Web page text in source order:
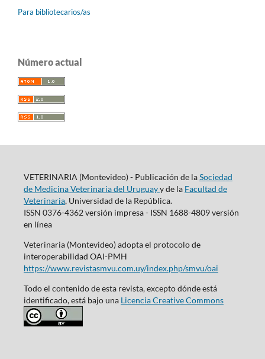
Para bibliotecarios/as
Número actual
VETERINARIA (Montevideo) - Publicación de laSociedad
de Medicina Veterinaria del Uruguayy de la Facultad de
Veterinaria, Universidad de la República.
ISSN 0376-4362 versión impresa - ISSN 1688-4809 versión
en línea
Veterinaria (Montevideo) adopta el protocolo de
interoperabilidad OAI-PMH
https://www.revistasmvu.com.uy/index.php/smvu/oai
Todo el contenido de esta revista, excepto dónde está
identificado, está bajo una Licencia Creative Commons